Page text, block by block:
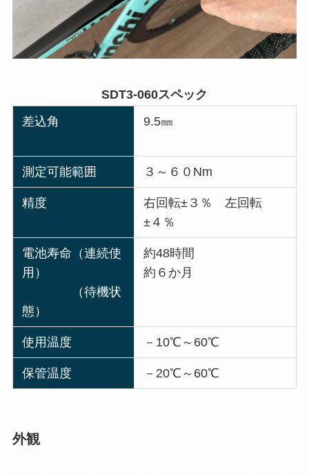
SDT3-060スペック
差込角
9.5㎜
測定可能範囲 ３～６０Nm
精度
右回転±３％ 左回転
±４％
電池寿命（連続使
用）
（待機状
態）
約48時間
約６か月
使用温度 －10℃～60℃
保管温度 －20℃～60℃
外観